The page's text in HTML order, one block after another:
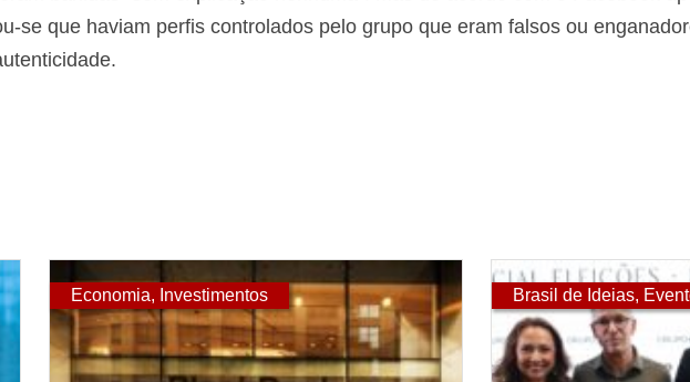
se que haviam perfis controlados pelo grupo que eram falsos ou
Economia, Investimentos Brasil de Ideias,